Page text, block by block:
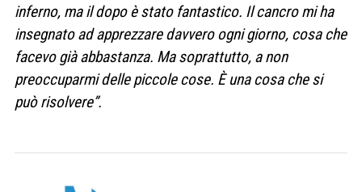
inferno, ma il dopo è stato fantastico. Il cancro mi ha
insegnato ad apprezzare davvero ogni giorno, cosa che
facevo già abbastanza. Ma soprattutto, a non
preoccuparmi delle piccole cose. È una cosa che si
può risolvere”.